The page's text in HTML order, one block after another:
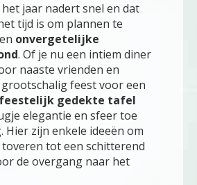
jaar nadert snel en dat
tijd is om plannen te
onvergetelijke
. Of je nu een intiem diner
naaste vrienden en
feest voor een
feestelijk gedekte tafel
elegantie en sfeer toe
Hier zijn enkele ideeën om
tot een schitterend
de overgang naar het